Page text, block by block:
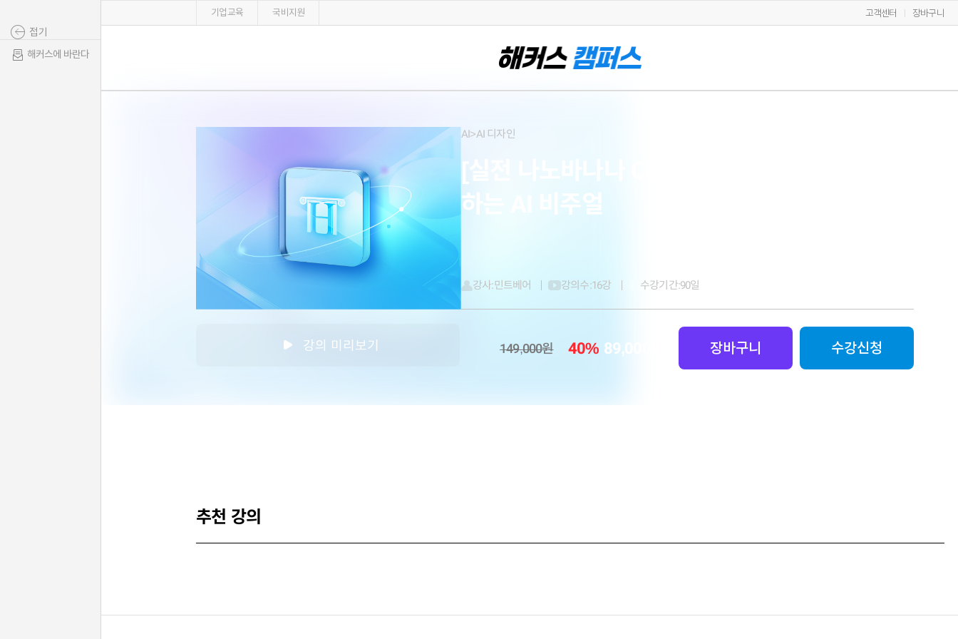
기업교육 국비지원 고객센터 장바구니
접기
해커스에 바란다
강의 미리보기
AI>AI 디자인
[실전 나노바나나 Class] 한 번의 클릭으로 완성
하는 AI 비주얼
강사:민트베어 강의수:16강 수강기간:90일
149,000원 40% 89,000 장바구니 수강신청
추천 강의